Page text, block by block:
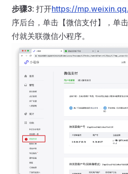
步骤3: 打开https://
序后台，单击【微信支付】，单
付就关联微信小程序。